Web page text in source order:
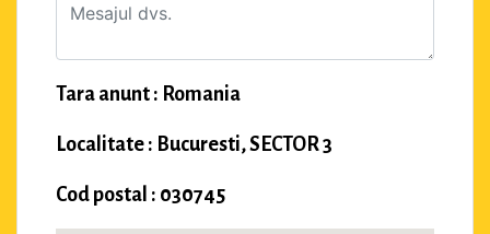
Tara anunt : Romania
Localitate : Bucuresti, SECTOR 3
Cod postal : 030745